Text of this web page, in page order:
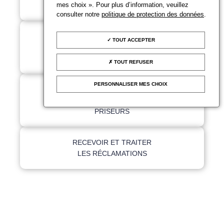
BONNES PRATIQUES
DES ENCHÈRES ET LE
MARCHÉ DE L'ART
PRISEURS
RECEVOIR ET TRAITER
LES RÉCLAMATIONS
mes choix ». Pour plus d’information, veuillez
consulter notrepolitique de protection des données
TOUT ACCEPTER
TOUT REFUSER
PERSONNALISER MES CHOIX